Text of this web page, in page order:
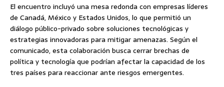
El encuentro incluyó una mesa redonda con empresas líderes
de Canadá, México y Estados Unidos, lo que permitió un
diálogo público-privado sobre soluciones tecnológicas y
estrategias innovadoras para mitigar amenazas. Según el
comunicado, esta colaboración busca cerrar brechas de
política y tecnología que podrían afectar la capacidad de los
tres países para reaccionar ante riesgos emergentes.